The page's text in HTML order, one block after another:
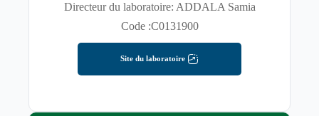
Directeur du laboratoire: ADDALA Samia
Code :C0131900
Site du laboratoire